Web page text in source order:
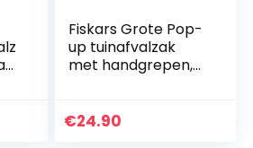
Fiskars Grote Pop-
up tuinafvalzak
met handgrepen,
hoogte: 70 cm,
€24.90